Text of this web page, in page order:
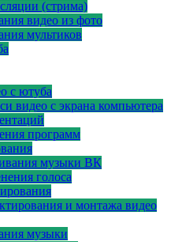
(стрима)
видео из фото
мультиков
с ютуба
видео с экрана компьютера
программ
музыки ВК
голоса
и монтажа видео
музыки